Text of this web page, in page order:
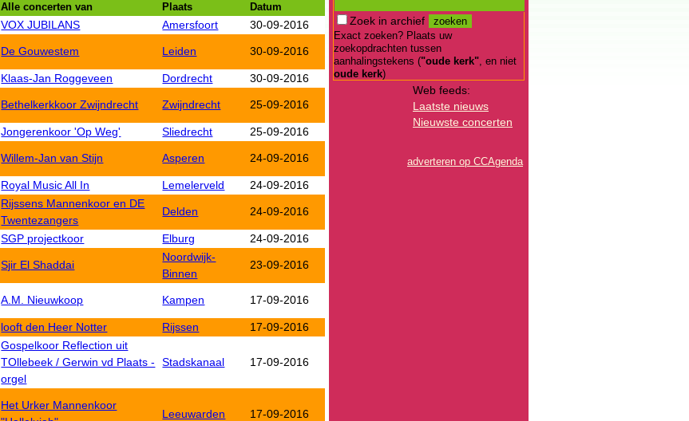
Alle concerten van Plaats Datum
VOX JUBILANS Amersfoort
30-09-2016
De Gouwestem Leiden 30-09-2016
Klaas-Jan Roggeveen Dordrecht
30-09-2016
Bethelkerkkoor Zwijndrecht Zwijndrecht 25-09-2016
Jongerenkoor 'Op Weg' Sliedrecht
25-09-2016
Willem-Jan van Stijn Asperen 24-09-2016
Royal Music All In Lemelerveld 24-09-2016
Rijssens Mannenkoor en DE
Twentezangers
Delden 24-09-2016
SGP projectkoor Elburg
24-09-2016
Sjir El Shaddai
Noordwijk-
Binnen
23-09-2016
A.M. Nieuwkoop Kampen 17-09-2016
looft den Heer Notter Rijssen 17-09-2016
Gospelkoor Reflection uit
TOllebeek / Gerwin vd Plaats -
orgel
Stadskanaal 17-09-2016
Het Urker Mannenkoor
Leeuwarden 17-09-2016
Zoek in archief
Exact zoeken? Plaats uw
zoekopdrachten tussen
aanhalingstekens ("oude kerk", en niet
oude kerk)
Web feeds:
Laatste nieuws
Nieuwste concerten
adverteren op CCAgenda